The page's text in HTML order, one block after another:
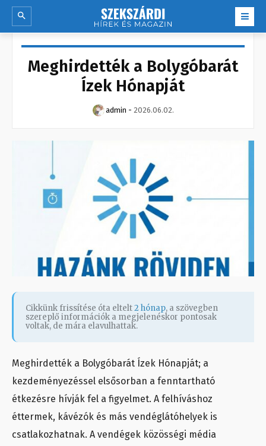
Meghirdették a Bolygóbarát
Ízek Hónapját
admin - 2026.06.02.
Cikkünk frissítése óta eltelt2 hónap, a szövegben
szereplő információk a megjelenéskor pontosak
voltak, de mára elavulhattak.
Meghirdették a Bolygóbarát Ízek Hónapját; a
kezdeményezéssel elsősorban a fenntartható
étkezésre hívják fel a figyelmet. A felhíváshoz
éttermek, kávézók és más vendéglátóhelyek is
csatlakozhatnak. A vendégek közösségi média